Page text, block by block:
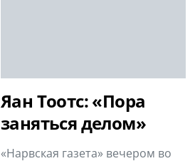
Яан Тоотс: «Пора
заняться делом»
«Нарвская газета» вечером во